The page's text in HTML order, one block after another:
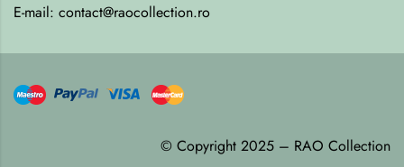
E-mail: contact@raocollection.ro
© Copyright 2025 – RAO Collection